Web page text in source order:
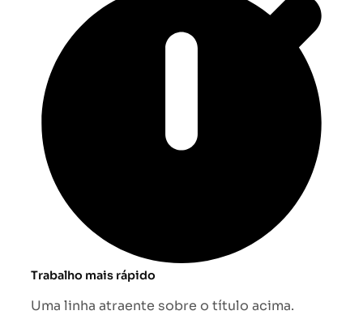
Trabalho mais rápido
Uma linha atraente sobre o título acima.